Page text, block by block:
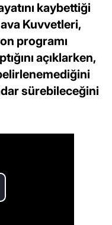
kaybettiği
Kuvvetleri,
programı
açıklarken,
sürebileceğini